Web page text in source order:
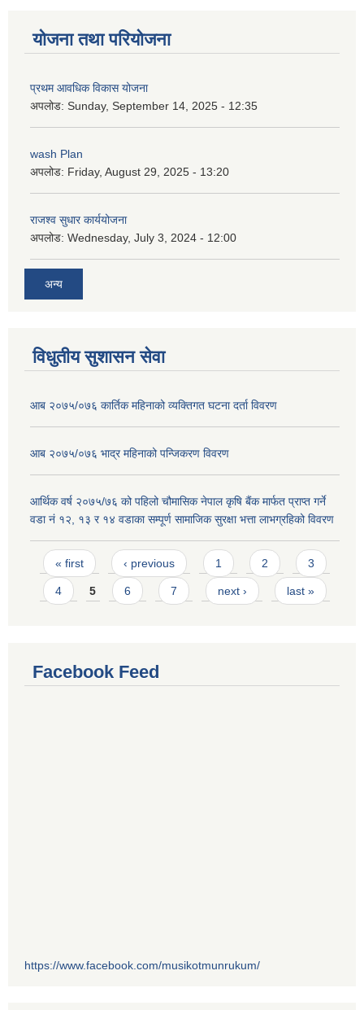
योजना तथा परियोजना
प्रथम आवधिक विकास योजना
अपलोड: Sunday, September 14, 2025 - 12:35
wash Plan
अपलोड: Friday, August 29, 2025 - 13:20
राजश्व सुधार कार्ययोजना
अपलोड: Wednesday, July 3, 2024 - 12:00
अन्य
विधुतीय सुशासन सेवा
आब २०७५/०७६ कार्तिक महिनाको व्यक्तिगत घटना दर्ता विवरण
आब २०७५/०७६ भाद्र महिनाको पन्जिकरण विवरण
आर्थिक वर्ष २०७५/७६ को पहिलो चौमासिक नेपाल कृषि बैंक मार्फत प्राप्त गर्ने
वडा नं १२, १३ र १४ वडाका सम्पूर्ण सामाजिक सुरक्षा भत्ता लाभग्रहिको विवरण
Pages
« first ‹ previous 1 2 3
4 5 6 7 next › last »
Facebook Feed
https://www.facebook.com/musikotmunrukum/